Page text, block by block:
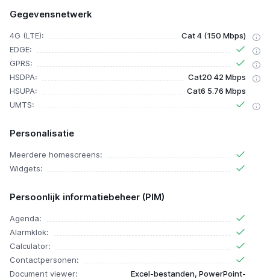
Gegevensnetwerk
4G (LTE):
Cat 4 (150 Mbps)
EDGE:
GPRS:
HSDPA:
Cat20 42 Mbps
HSUPA:
Cat6 5.76 Mbps
UMTS:
Personalisatie
Meerdere homescreens:
Widgets:
Persoonlijk informatiebeheer (PIM)
Agenda:
Alarmklok:
Calculator:
Contactpersonen:
Document viewer:
Excel-bestanden, PowerPoint-